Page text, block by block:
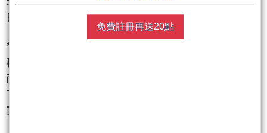
日。矽光子題材短線降溫，投信調節持股。
**法人綜合解讀**：外資與投信在現貨市場同步大買台
積電與台達電，顯示 AI 基礎建設仍是資金核心。然
而，在散熱與部分記憶體個股上，內外資皆出現獲利
了結跡象。期貨市場夜盤出現顯著的多單減碼與避險
動作，顯示高檔區間機構法人居高思危，籌碼面呈現
免費註冊再送20點